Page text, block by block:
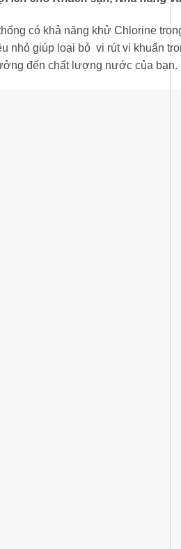
có khả năng khử Chlorine
nhỏ giúp loại bỏ vi rút vi khuẩn
đến chất lượng nước của bạn.